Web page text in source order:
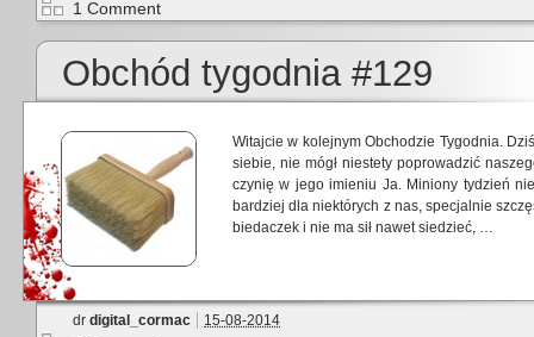
1 Comment
Obchód tygodnia #129
Witajcie w kolejnym Obchodzie Tygodnia.
siebie, nie mógł niestety poprowadzić
czynię w jego imieniu Ja. Miniony tydzień
bardziej dla niektórych z nas, specjalnie
biedaczek i nie ma sił nawet siedzieć, …
dr digital_cormac 15-08-2014